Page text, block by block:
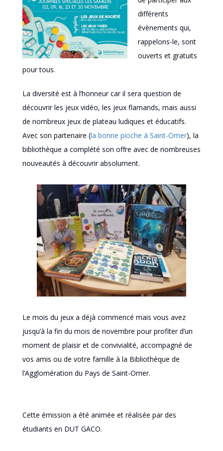
différents
évènements qui,
rappelons-le, sont
ouverts et gratuits
pour tous.
La diversité est à l’honneur car il sera question de
découvrir les jeux vidéo, les jeux flamands, mais aussi
de nombreux jeux de plateau ludiques et éducatifs.
Avec son partenaire (la bonne pioche à Saint-Omer), la
bibliothèque a complété son offre avec de nombreuses
nouveautés à découvrir absolument.
Le mois du jeux a déjà commencé mais vous avez
jusqu’à la fin du mois de novembre pour profiter d’un
moment de plaisir et de convivialité, accompagné de
vos amis ou de votre famille à la Bibliothèque de
l’Agglomération du Pays de Saint-Omer.
Cette émission a été animée et réalisée par des
étudiants en DUT GACO.